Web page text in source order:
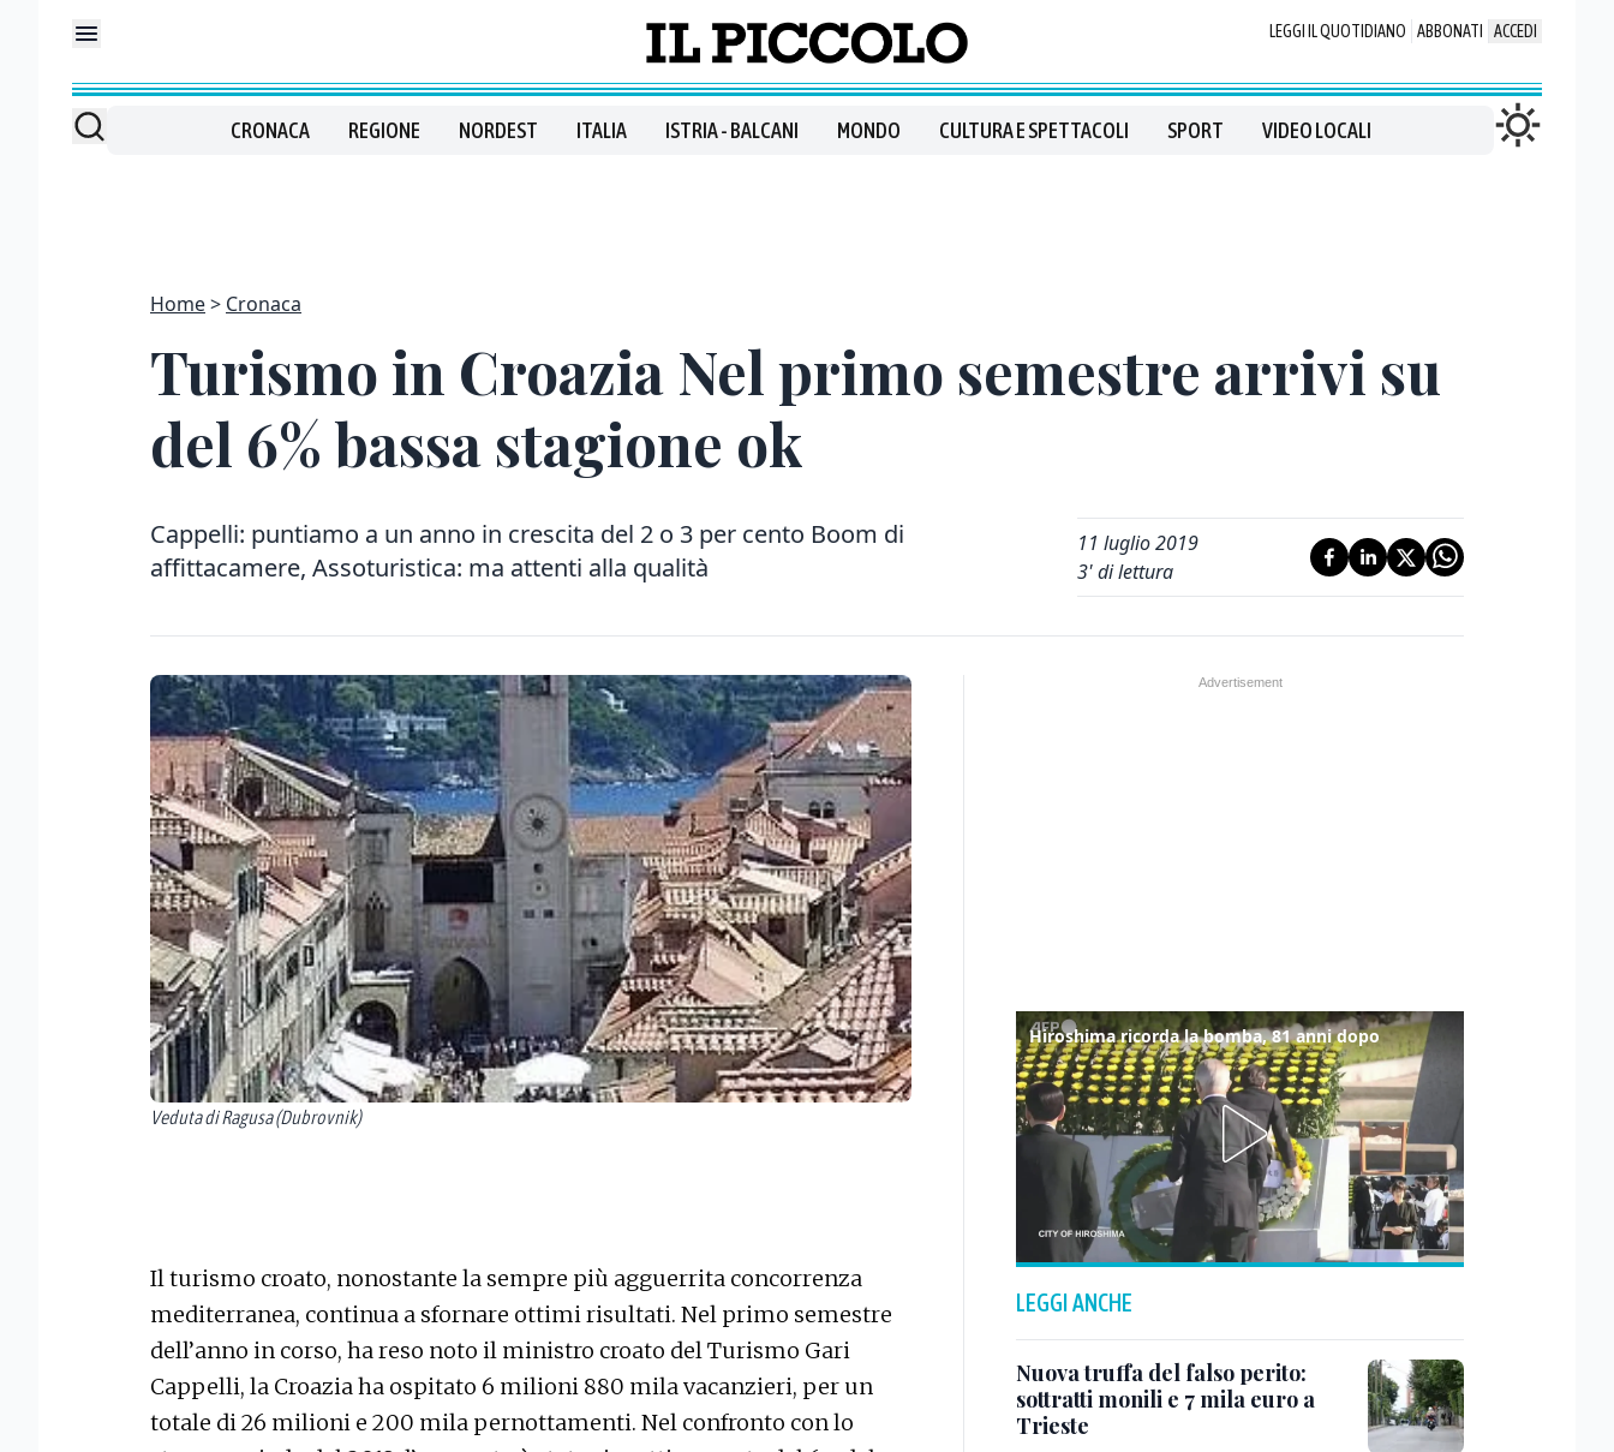
LEGGI IL QUOTIDIANO ABBONATI ACCEDI
CRONACA REGIONE NORDEST ITALIA ISTRIA - BALCANI MONDO CULTURA E SPETTACOLI SPORT VIDEO LOCALI
Home Cronaca
Turismo in Croazia Nel primo semestre arrivi su
del 6% bassa stagione ok
Cappelli: puntiamo a un anno in crescita del 2 o 3 per cento Boom di
affittacamere, Assoturistica: ma attenti alla qualità
11 luglio 2019
3' di lettura
Veduta di Ragusa (Dubrovnik)
Il turismo croato, nonostante la sempre più agguerrita concorrenza
mediterranea, continua a sfornare ottimi risultati. Nel primo semestre
dell’anno in corso, ha reso noto il ministro croato del Turismo Gari
Cappelli, la Croazia ha ospitato 6 milioni 880 mila vacanzieri, per un
totale di 26 milioni e 200 mila pernottamenti. Nel confronto con lo
Hiroshima ricorda la bomba, 81 anni dopo
LEGGI ANCHE
Nuova truffa del falso perito:
sottratti monili e 7 mila euro a
Trieste